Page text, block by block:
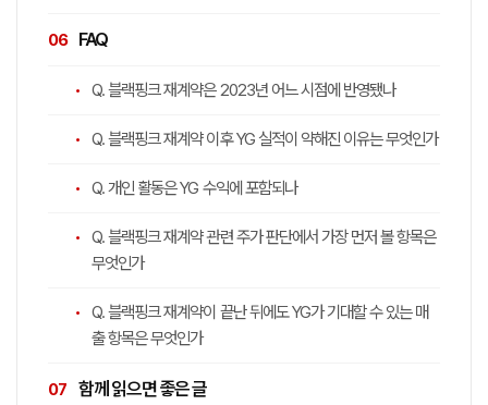
FAQ
Q. 블랙핑크 재계약은 2023년 어느 시점에 반영됐나
Q. 블랙핑크 재계약 이후 YG 실적이 약해진 이유는 무엇인가
Q. 개인 활동은 YG 수익에 포함되나
Q. 블랙핑크 재계약 관련 주가 판단에서 가장 먼저 볼 항목은
무엇인가
Q. 블랙핑크 재계약이 끝난 뒤에도 YG가 기대할 수 있는 매
출 항목은 무엇인가
함께 읽으면 좋은 글